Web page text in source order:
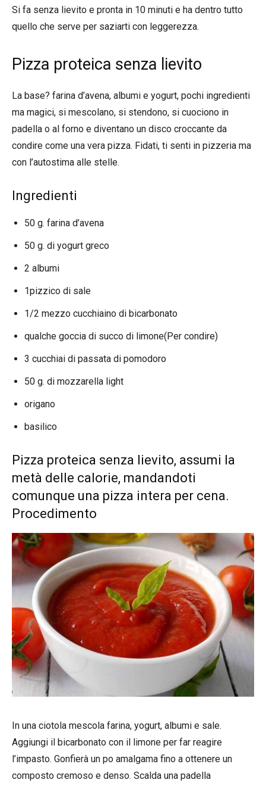
Si fa senza lievito e pronta in 10 minuti e ha dentro tutto
quello che serve per saziarti con leggerezza.
Pizza proteica senza lievito
La base? farina d’avena, albumi e yogurt, pochi ingredienti
ma magici, si mescolano, si stendono, si cuociono in
padella o al forno e diventano un disco croccante da
condire come una vera pizza. Fidati, ti senti in pizzeria ma
con l’autostima alle stelle.
Ingredienti
50 g. farina d’avena
50 g. di yogurt greco
2 albumi
1pizzico di sale
1/2 mezzo cucchiaino di bicarbonato
qualche goccia di succo di limone(Per condire)
3 cucchiai di passata di pomodoro
50 g. di mozzarella light
origano
basilico
Pizza proteica senza lievito, assumi la
metà delle calorie, mandandoti
comunque una pizza intera per cena.
Procedimento
In una ciotola mescola farina, yogurt, albumi e sale.
Aggiungi il bicarbonato con il limone per far reagire
l’impasto. Gonfierà un po amalgama fino a ottenere un
composto cremoso e denso. Scalda una padella